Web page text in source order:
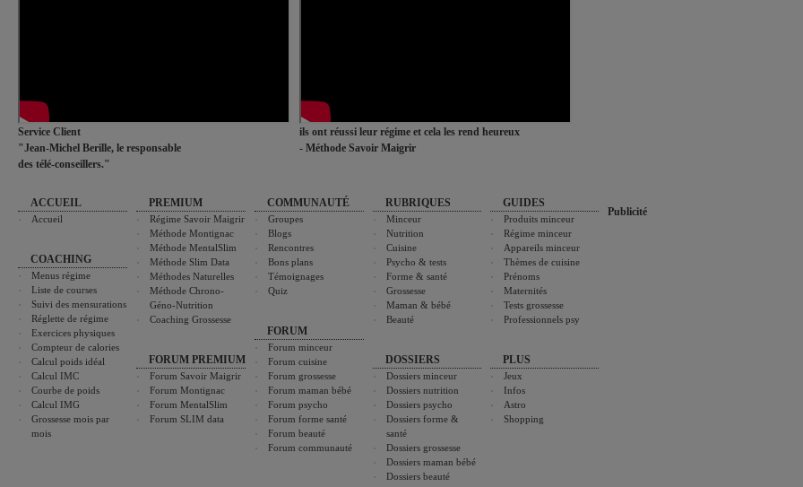
Service Client
"Jean-Michel Berille, le responsable
des télé-conseillers."
ils ont réussi leur régime et cela les rend heureux
- Méthode Savoir Maigrir
ACCUEIL
Accueil
COACHING
Menus régime
Liste de courses
Suivi des mensurations
Réglette de régime
Exercices physiques
Compteur de calories
Calcul poids idéal
Calcul IMC
Courbe de poids
Calcul IMG
Grossesse mois par
mois
PREMIUM
Régime Savoir Maigrir
Méthode Montignac
Méthode MentalSlim
Méthode Slim Data
Méthodes Naturelles
Méthode Chrono-
Géno-Nutrition
Coaching Grossesse
FORUM PREMIUM
Forum Savoir Maigrir
Forum Montignac
Forum MentalSlim
Forum SLIM data
COMMUNAUTÉ
Groupes
Blogs
Rencontres
Bons plans
Témoignages
Quiz
FORUM
Forum minceur
Forum cuisine
Forum grossesse
Forum maman bébé
Forum psycho
Forum forme santé
Forum beauté
Forum communauté
RUBRIQUES
Minceur
Nutrition
Cuisine
Psycho & tests
Forme & santé
Grossesse
Maman & bébé
Beauté
DOSSIERS
Dossiers minceur
Dossiers nutrition
Dossiers psycho
Dossiers forme &
santé
Dossiers grossesse
Dossiers maman bébé
Dossiers beauté
GUIDES
Produits minceur
Régime minceur
Appareils minceur
Thèmes de cuisine
Prénoms
Maternités
Tests grossesse
Professionnels psy
PLUS
Jeux
Infos
Astro
Shopping
Publicité